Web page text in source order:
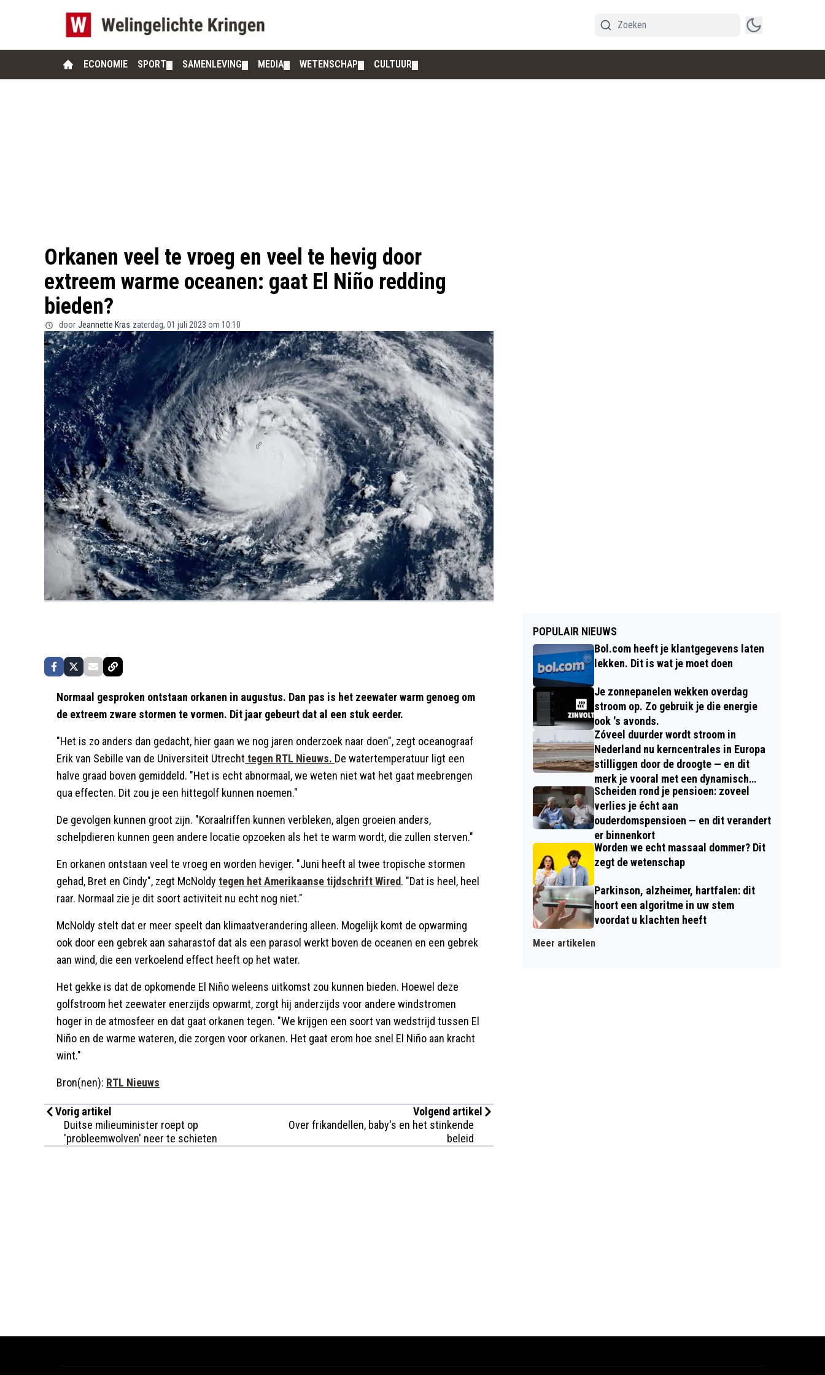
ECONOMIE SPORT SAMENLEVING MEDIA WETENSCHAP CULTUUR
Orkanen veel te vroeg en veel te hevig door
extreem warme oceanen: gaat El Niño redding
bieden?
door Jeannette Kras zaterdag, 01 juli 2023 om 10:10
Normaal gesproken ontstaan orkanen in augustus. Dan pas is het zeewater warm genoeg om
de extreem zware stormen te vormen. Dit jaar gebeurt dat al een stuk eerder.
"Het is zo anders dan gedacht, hier gaan we nog jaren onderzoek naar doen", zegt oceanograaf
Erik van Sebille van de Universiteit Utrecht tegen RTL Nieuws. De watertemperatuur ligt een
halve graad boven gemiddeld. "Het is echt abnormaal, we weten niet wat het gaat meebrengen
qua effecten. Dit zou je een hittegolf kunnen noemen."
De gevolgen kunnen groot zijn. "Koraalriffen kunnen verbleken, algen groeien anders,
schelpdieren kunnen geen andere locatie opzoeken als het te warm wordt, die zullen sterven."
En orkanen ontstaan veel te vroeg en worden heviger. "Juni heeft al twee tropische stormen
gehad, Bret en Cindy", zegt McNoldy tegen het Amerikaanse tijdschrift Wired. "Dat is heel, heel
raar. Normaal zie je dit soort activiteit nu echt nog niet."
McNoldy stelt dat er meer speelt dan klimaatverandering alleen. Mogelijk komt de opwarming
ook door een gebrek aan saharastof dat als een parasol werkt boven de oceanen en een gebrek
aan wind, die een verkoelend effect heeft op het water.
Het gekke is dat de opkomende El Niño weleens uitkomst zou kunnen bieden. Hoewel deze
golfstroom het zeewater enerzijds opwarmt, zorgt hij anderzijds voor andere windstromen
hoger in de atmosfeer en dat gaat orkanen tegen. "We krijgen een soort van wedstrijd tussen El
Niño en de warme wateren, die zorgen voor orkanen. Het gaat erom hoe snel El Niño aan kracht
wint."
Bron(nen): RTL Nieuws
Vorig artikel
Duitse milieuminister roept op
'probleemwolven' neer te schieten
Volgend artikel
Over frikandellen, baby's en het stinkende
beleid
POPULAIR NIEUWS
Bol.com heeft je klantgegevens laten
lekken. Dit is wat je moet doen
Je zonnepanelen wekken overdag
stroom op. Zo gebruik je die energie
ook 's avonds.
Zóveel duurder wordt stroom in
Nederland nu kerncentrales in Europa
stilliggen door de droogte — en dit
merk je vooral met een dynamisch
contract
Scheiden rond je pensioen: zoveel
verlies je écht aan
ouderdomspensioen — en dit verandert
er binnenkort
Worden we echt massaal dommer? Dit
zegt de wetenschap
Parkinson, alzheimer, hartfalen: dit
hoort een algoritme in uw stem
voordat u klachten heeft
Meer artikelen